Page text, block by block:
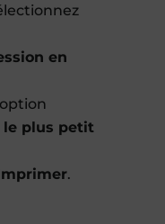
en
le plus petit
.